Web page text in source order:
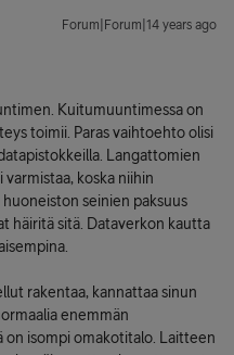
Forum|Forum|14 years ago
Kuitumuuntimessa on
toimii. Paras vaihtoehto olisi
Langattomien
koska niihin
seinien paksuus
häiritä sitä. Dataverkon kautta
rakentaa, kannattaa sinun
enemmän
on isompi omakotitalo. Laitteen